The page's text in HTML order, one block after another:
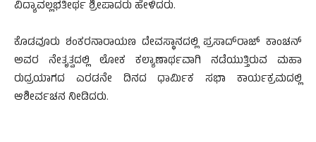
ವಿದ್ಯಾವಲ್ಲಭತೀರ್ಥ ಶ್ರೀಪಾದರು ಹೇಳಿದರು.
ಕೊಡವೂರು ಶಂಕರನಾರಾಯಣ ದೇವಸ್ಥಾನದಲ್ಲಿ ಪ್ರಸಾದ್‌ರಾಜ್‌ ಕಾಂಚನ್‌
ಅವರ ನೇತೃತ್ವದಲ್ಲಿ ಲೋಕ ಕಲ್ಯಾಣಾರ್ಥವಾಗಿ ನಡೆಯುತ್ತಿರುವ ಮಹಾ
ರುದ್ರಯಾಗದ ಎರಡನೇ ದಿನದ ಧಾರ್ಮಿಕ ಸಭಾ ಕಾರ್ಯಕ್ರಮದಲ್ಲಿ
ಆಶೀರ್ವಚನ ನೀಡಿದರು.